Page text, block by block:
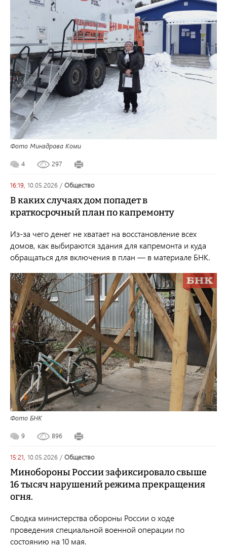
Фото Минздрава Коми
4 297
16:19, 10.05.2026 / общество
В каких случаях дом попадет в
краткосрочный план по капремонту
Из-за чего денег не хватает на восстановление всех
домов, как выбираются здания для капремонта и куда
обращаться для включения в план — в материале БНК.
Фото БНК
9 896
15:21, 10.05.2026 / общество
Минобороны России зафиксировало свыше
16 тысяч нарушений режима прекращения
огня.
Сводка министерства обороны России о ходе
проведения специальной военной операции по
состоянию на 10 мая.